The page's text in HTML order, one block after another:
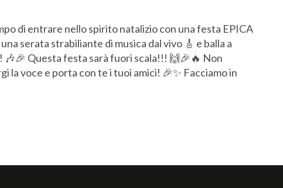
di entrare nello spirito natalizio con una festa EPICA
serata strabiliante di musica dal vivo 🎸 e balla a
Questa festa sarà fuori scala!!! 🙌🎉🔥 Non
la voce e porta con te i tuoi amici! 🎉✨ Facciamo in